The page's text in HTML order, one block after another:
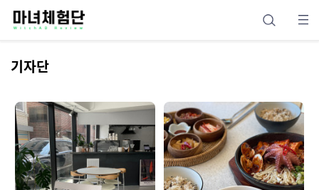
기자단